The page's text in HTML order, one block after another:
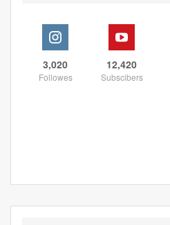
12,420
Subscibers
3,020
Followes